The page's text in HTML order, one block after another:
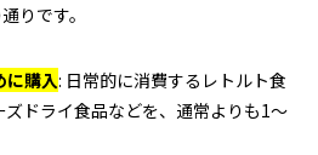
りです。
に購入: 日常的に消費するレトルト食
ドライ食品などを、通常よりも1～